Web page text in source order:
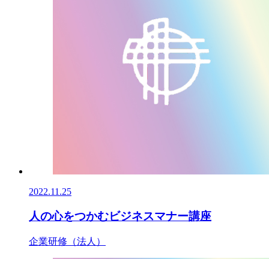
2022.11.25
人の心をつかむビジネスマナー講座
企業研修（法人）